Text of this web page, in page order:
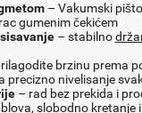
– Vakumski
gumenim čekićem
– stabilno
brzinu prema
precizno nivelisanje
– rad bez prekida i
slobodno kretanje